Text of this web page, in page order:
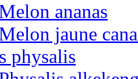
ananas
jaune
physalis